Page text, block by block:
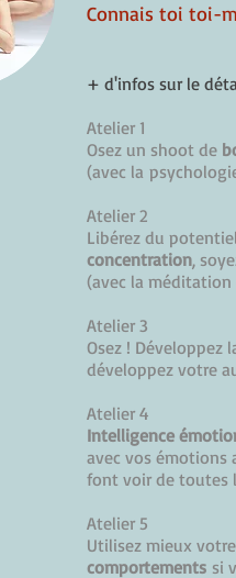
Connais toi toi-
+ d'infos sur le
Atelier 1
Osez un shoot de
(avec la
Atelier 2
Libérez du
concentration,
(avec la
Atelier 3
Osez ! Développez
développez votre
Atelier 4
Intelligence
avec vos émotions
font voir de toutes
Atelier 5
Utilisez mieux votre
comportements si